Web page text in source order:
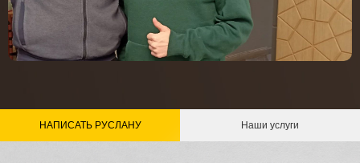
НАПИСАТЬ РУСЛАНУ Наши услуги